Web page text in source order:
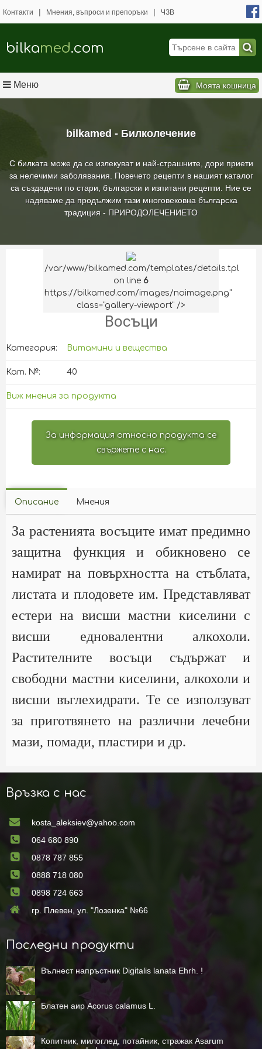
bilkamed - Билколечение
С билката може да се излекуват и най-страшните, дори приети
за нелечими заболявания. Повечето рецепти в нашият каталог
са създадени по стари, български и изпитани рецепти. Ние се
надяваме да продължим тази многовековна българска
традиция - ПРИРОДОЛЕЧЕНИЕТО
Контакти | Мнения, въпроси и препоръки | ЧЗВ
bilkamed.com
Меню Моята кошница
/var/www/bilkamed.com/templates/details.tpl
on line 6
https://bilkamed.com/images/noimage.png"
class="gallery-viewport" />
Восъци
Категория: Витамини и вещества
Кат. №: 40
Виж мнения за продукта
За информация относно продукта се
свържете с нас.
Описание Мнения
За растенията восъците имат предимно
защитна функция и обикновено се
намират на повърхността на стъблата,
листата и плодовете им. Представляват
естери на висши мастни киселини с
висши едновалентни алкохоли.
Растителните восъци съдържат и
свободни мастни киселини, алкохоли и
висши въглехидрати. Те се използуват
за приготвянето на различни лечебни
мази, помади, пластири и др.
Връзка с нас
kosta_aleksiev@yahoo.com
064 680 890
0878 787 855
0888 718 080
0898 724 663
гр. Плевен, ул. "Лозенка" №66
Последни продукти
Вълнест напръстник Digitalis lanata Ehrh. !
Блатен аир Асоrus calamus L.
Копитник, милоглед, потайник, стражак Asarum